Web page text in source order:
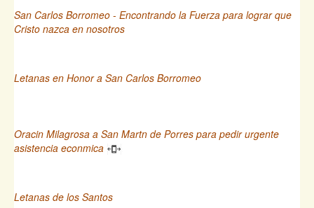
San Carlos Borromeo - Encontrando la Fuerza para lograr que
Cristo nazca en nosotros
Letanas en Honor a San Carlos Borromeo
Oracin Milagrosa a San Martn de Porres para pedir urgente
asistencia econmica
Letanas de los Santos